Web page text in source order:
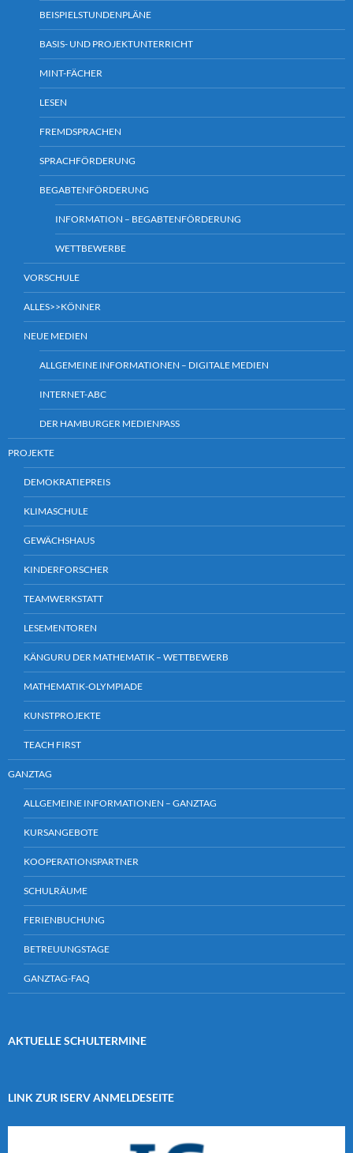
BEISPIELSTUNDENPLÄNE
BASIS- UND PROJEKTUNTERRICHT
MINT-FÄCHER
LESEN
FREMDSPRACHEN
SPRACHFÖRDERUNG
BEGABTENFÖRDERUNG
INFORMATION – BEGABTENFÖRDERUNG
WETTBEWERBE
VORSCHULE
ALLES>>KÖNNER
NEUE MEDIEN
ALLGEMEINE INFORMATIONEN – DIGITALE MEDIEN
INTERNET-ABC
DER HAMBURGER MEDIENPASS
PROJEKTE
DEMOKRATIEPREIS
KLIMASCHULE
GEWÄCHSHAUS
KINDERFORSCHER
TEAMWERKSTATT
LESEMENTOREN
KÄNGURU DER MATHEMATIK – WETTBEWERB
MATHEMATIK-OLYMPIADE
KUNSTPROJEKTE
TEACH FIRST
GANZTAG
ALLGEMEINE INFORMATIONEN – GANZTAG
KURSANGEBOTE
KOOPERATIONSPARTNER
SCHULRÄUME
FERIENBUCHUNG
BETREUUNGSTAGE
GANZTAG-FAQ
AKTUELLE SCHULTERMINE
LINK ZUR ISERV ANMELDESEITE